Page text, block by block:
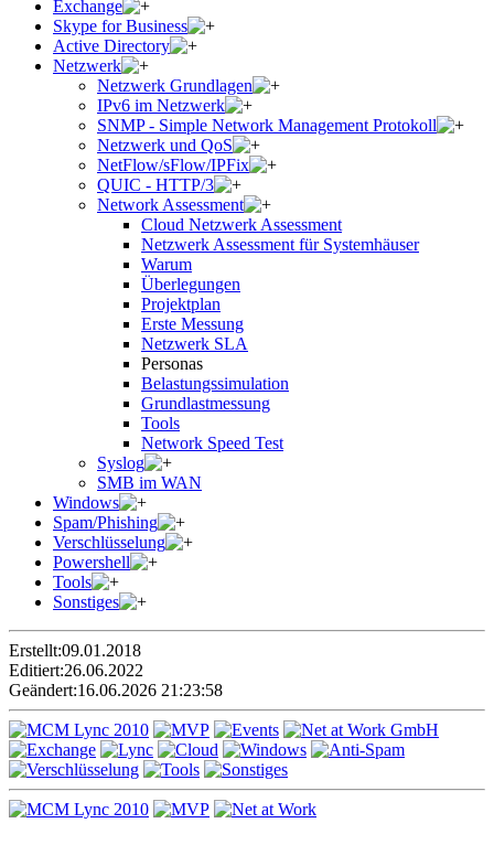
Exchange
Skype for Business
Active Directory
Netzwerk
Netzwerk Grundlagen
IPv6 im Netzwerk
SNMP - Simple Network Management Protokoll
Netzwerk und QoS
NetFlow/sFlow/IPFix
QUIC - HTTP/3
Network Assessment
Cloud Netzwerk Assessment
Netzwerk Assessment für Systemhäuser
Warum
Überlegungen
Projektplan
Erste Messung
Netzwerk SLA
Personas
Belastungssimulation
Grundlastmessung
Tools
Network Speed Test
Syslog
SMB im WAN
Windows
Spam/Phishing
Verschlüsselung
Powershell
Tools
Sonstiges
Erstellt:09.01.2018
Editiert:26.06.2022
Geändert:16.06.2026 21:23:58